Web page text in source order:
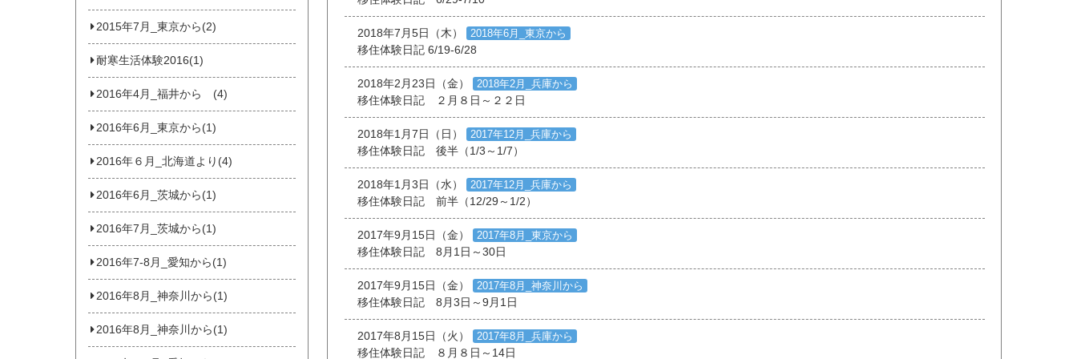
2018年7月5日（木）
2018年6月_東京から
移住体験日記 6/19-6/28
2018年2月23日（金）
2018年2月_兵庫から
移住体験日記 ２月８日～２２日
2018年1月7日（日）
2017年12月_兵庫から
移住体験日記 後半（1/3～1/7）
2018年1月3日（水）
2017年12月_兵庫から
移住体験日記 前半（12/29～1/2）
2017年9月15日（金）
2017年8月_東京から
移住体験日記 8月1日～30日
2017年9月15日（金）
2017年8月_神奈川から
移住体験日記 8月3日～9月1日
2017年8月15日（火）
2017年8月_兵庫から
移住体験日記 ８月８日～14日
2015年7月_東京から(2)
耐寒生活体験2016(1)
2016年4月_福井から (4)
2016年6月_東京から(1)
2016年６月_北海道より(4)
2016年6月_茨城から(1)
2016年7月_茨城から(1)
2016年7-8月_愛知から(1)
2016年8月_神奈川から(1)
2016年8月_神奈川から(1)